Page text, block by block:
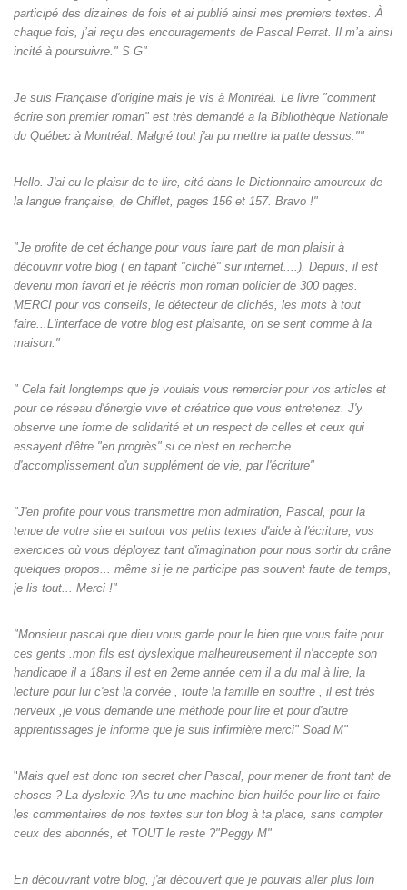
participé des dizaines de fois et ai publié ainsi mes premiers textes. À
chaque fois, j’ai reçu des encouragements de Pascal Perrat. Il m’a ainsi
incité à poursuivre." S G"
Je suis Française d'origine mais je vis à Montréal. Le livre "comment
écrire son premier roman" est très demandé a la Bibliothèque Nationale
du Québec à Montréal. Malgré tout j'ai pu mettre la patte dessus.""
Hello. J'ai eu le plaisir de te lire, cité dans le Dictionnaire amoureux de
la langue française, de Chiflet, pages 156 et 157. Bravo !"
"Je profite de cet échange pour vous faire part de mon plaisir à
découvrir votre blog ( en tapant "cliché" sur internet....). Depuis, il est
devenu mon favori et je réécris mon roman policier de 300 pages.
MERCI pour vos conseils, le détecteur de clichés, les mots à tout
faire...L'interface de votre blog est plaisante, on se sent comme à la
maison."
" Cela fait longtemps que je voulais vous remercier pour vos articles et
pour ce réseau d'énergie vive et créatrice que vous entretenez. J'y
observe une forme de solidarité et un respect de celles et ceux qui
essayent d'être "en progrès" si ce n'est en recherche
d'accomplissement d'un supplément de vie, par l'écriture"
"J'en profite pour vous transmettre mon admiration, Pascal, pour la
tenue de votre site et surtout vos petits textes d'aide à l'écriture, vos
exercices où vous déployez tant d'imagination pour nous sortir du crâne
quelques propos... même si je ne participe pas souvent faute de temps,
je lis tout... Merci !"
"Monsieur pascal que dieu vous garde pour le bien que vous faite pour
ces gents .mon fils est dyslexique malheureusement il n'accepte son
handicape il a 18ans il est en 2eme année cem il a du mal à lire, la
lecture pour lui c'est la corvée , toute la famille en souffre , il est très
nerveux ,je vous demande une méthode pour lire et pour d'autre
apprentissages je informe que je suis infirmière merci" Soad M"
"Mais quel est donc ton secret cher Pascal, pour mener de front tant de
choses ? La dyslexie ?As-tu une machine bien huilée pour lire et faire
les commentaires de nos textes sur ton blog à ta place, sans compter
ceux des abonnés, et TOUT le reste ?"Peggy M"
En découvrant votre blog, j'ai découvert que je pouvais aller plus loin